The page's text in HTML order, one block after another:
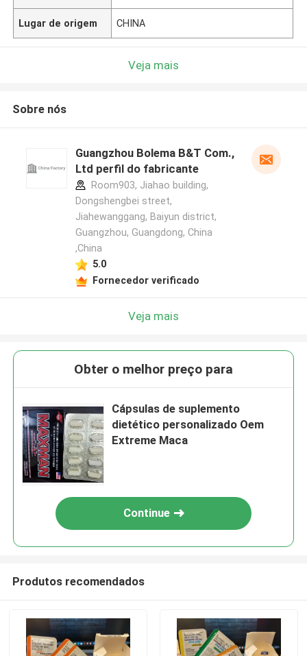
Lugar de origem CHINA
Veja mais
Sobre nós
Guangzhou Bolema B&T Com.,
Ltd perfil do fabricante
Room903, Jiahao building,
Dongshengbei street,
Jiahewanggang, Baiyun district,
Guangzhou, Guangdong, China
,China
5.0
Fornecedor verificado
Veja mais
Obter o melhor preço para
Cápsulas de suplemento
dietético personalizado Oem
Extreme Maca
Continue
Produtos recomendados